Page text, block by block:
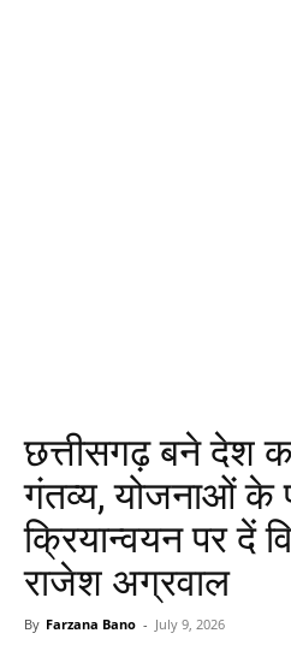
छत्तीसगढ़ बने देश
गंतव्य, योजनाओं के
क्रियान्वयन पर दें
राजेश अग्रवाल
By Farzana Bano - July 9, 2026